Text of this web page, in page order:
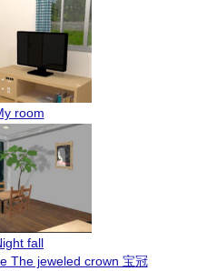
room
fall
The jeweled crown 宝冠